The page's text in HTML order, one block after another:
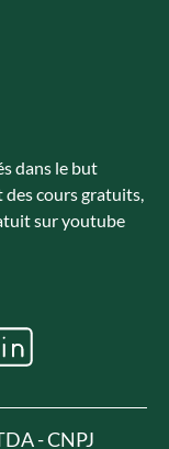
dans le but
cours gratuits,
sur youtube
- CNPJ